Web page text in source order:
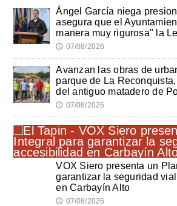
Ángel García niega
asegura que el
manera muy rigurosa" la
🕔 07/08/2026
Avanzan las obras de
parque de La
del antiguo matadero de
🕔 07/08/2026
VOX Siero presenta un
garantizar la seguridad
en Carbayín Alto
🕔 07/08/2026